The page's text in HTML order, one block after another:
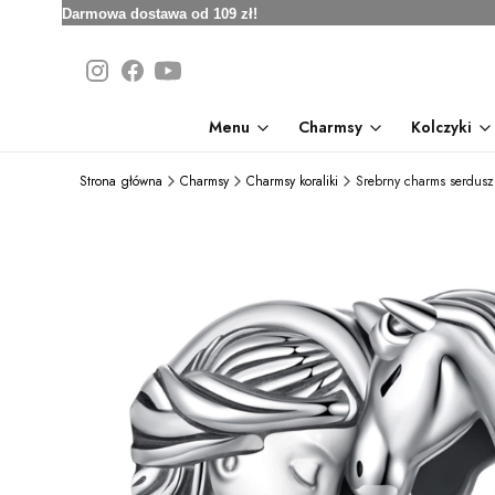
Darmowa dostawa od 109 zł!
Menu Charmsy Kolczyki
Strona główna Charmsy Charmsy koraliki Srebrny charms